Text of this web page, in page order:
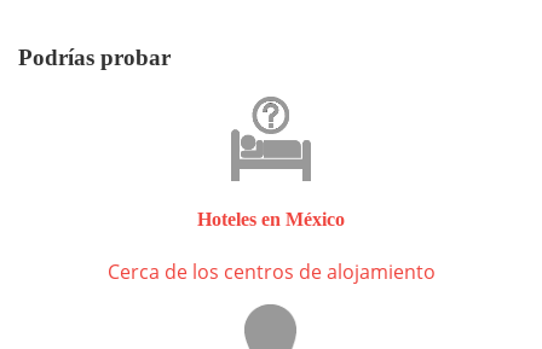
Podrías probar
Hoteles en México
Cerca de los centros de alojamiento